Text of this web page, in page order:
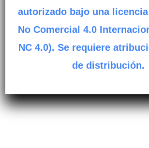
autorizado bajo una
No Comercial 4.0
NC 4.0). Se requiere
de distribución.